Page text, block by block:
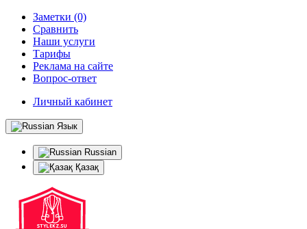
Заметки (0)
Сравнить
Наши услуги
Тарифы
Реклама на сайте
Вопрос-ответ
Личный кабинет
Язык
Russian
Қазақ